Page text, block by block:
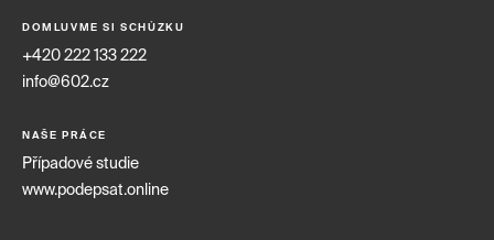
DOMLUVME SI SCHŮZKU
+420 222 133 222
info@602.cz
NAŠE PRÁCE
Případové studie
www.podepsat.online